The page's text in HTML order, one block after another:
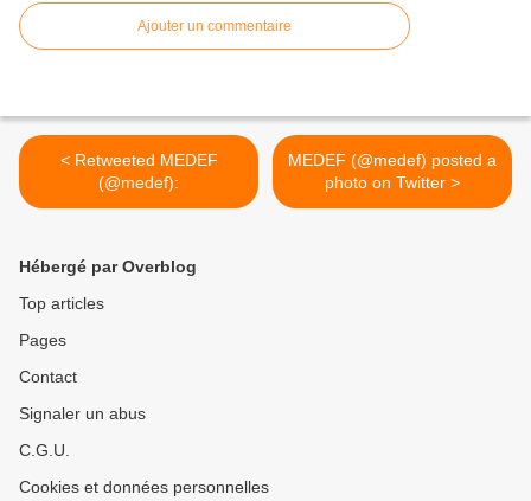
Ajouter un commentaire
< Retweeted MEDEF
(@medef):
MEDEF (@medef) posted a
photo on Twitter >
Hébergé par Overblog
Top articles
Pages
Contact
Signaler un abus
C.G.U.
Cookies et données personnelles